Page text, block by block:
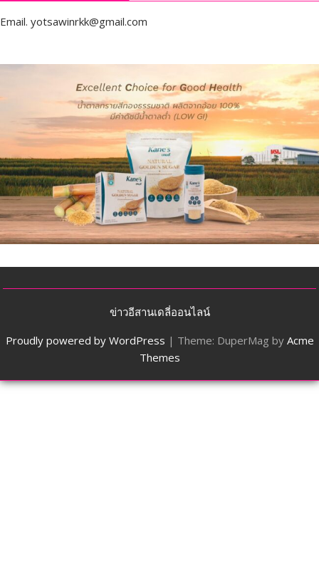
Email. yotsawinrkk@gmail.com
ข่าวอีสานเดลี่ออนไลน์
Proudly powered by WordPress | Theme: DuperMag by Acme
Themes